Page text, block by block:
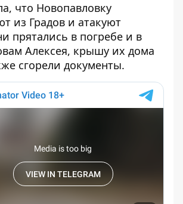
что Новопавловку
из Градов и атакуют
прятались в погребе и в
Алексея, крышу их дома
сгорели документы.